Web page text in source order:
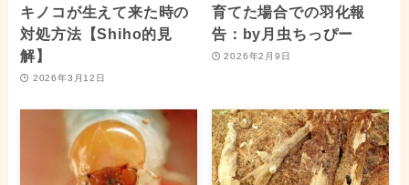
キノコが生えて来た時の
対処方法【Shiho的見
解】
2026年3月12日
育てた場合での羽化報
告：by月虫ちっぴー
2026年2月9日